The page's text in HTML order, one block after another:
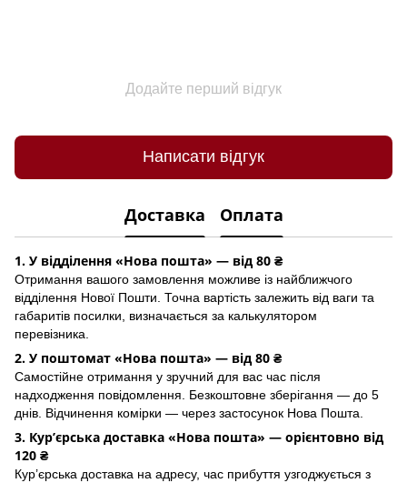
Додайте перший відгук
Написати відгук
Доставка Оплата
1. У відділення «Нова пошта» — від 80 ₴
Отримання вашого замовлення можливе із найближчого
відділення Нової Пошти. Точна вартість залежить від ваги та
габаритів посилки, визначається за калькулятором
перевізника.
2. У поштомат «Нова пошта» — від 80 ₴
Самостійне отримання у зручний для вас час після
надходження повідомлення. Безкоштовне зберігання — до 5
днів. Відчинення комірки — через застосунок Hoва Пошта.
3. Кур’єрська доставка «Нова пошта» — орієнтовно від
120 ₴
Кур’єрська доставка на адресу, час прибуття узгоджується з